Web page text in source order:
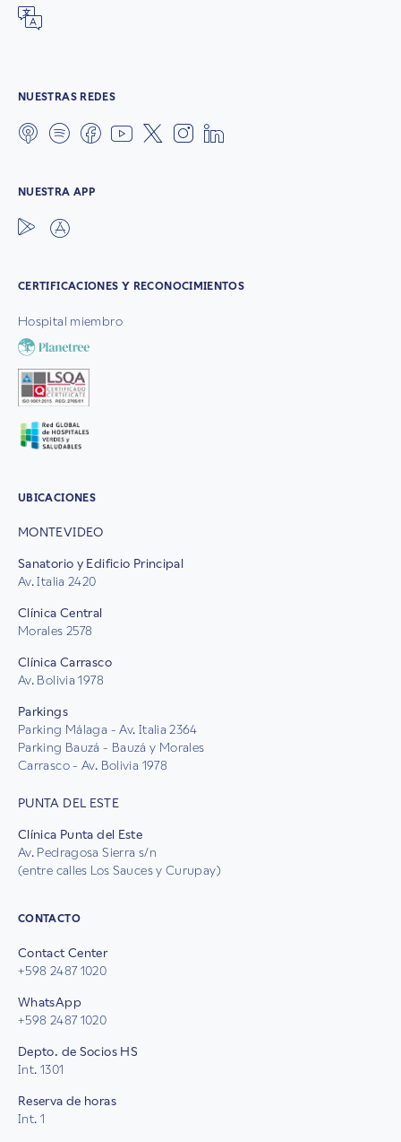
NUESTRAS REDES
NUESTRA APP
CERTIFICACIONES Y RECONOCIMIENTOS
Hospital miembro
UBICACIONES
MONTEVIDEO
Sanatorio y Edificio Principal
Av. Italia 2420
Clínica Central
Morales 2578
Clínica Carrasco
Av. Bolivia 1978
Parkings
Parking Málaga - Av. Italia 2364
Parking Bauzá - Bauzá y Morales
Carrasco - Av. Bolivia 1978
PUNTA DEL ESTE
Clínica Punta del Este
Av. Pedragosa Sierra s/n
(entre calles Los Sauces y Curupay)
CONTACTO
Contact Center
+598 2487 1020
WhatsApp
+598 2487 1020
Depto. de Socios HS
Int. 1301
Reserva de horas
Int. 1